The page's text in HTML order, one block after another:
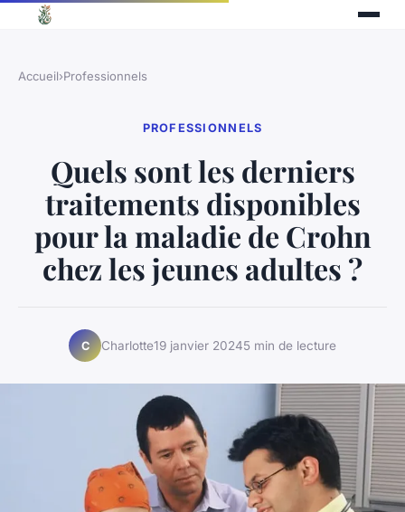
Accueil›Professionnels
PROFESSIONNELS
Quels sont les derniers
traitements disponibles
pour la maladie de Crohn
chez les jeunes adultes ?
C Charlotte19 janvier 20245 min de lecture